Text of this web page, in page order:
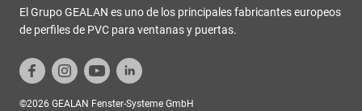
El Grupo GEALAN es uno de los principales fabricantes europeos
de perfiles de PVC para ventanas y puertas.
©2026 GEALAN Fenster-Systeme GmbH